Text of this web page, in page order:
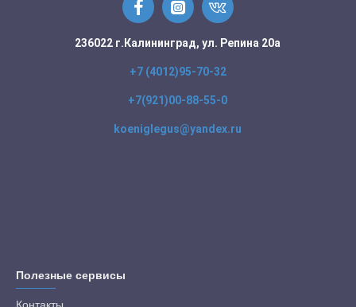
236022 г.Калининград, ул. Репина 20а
+7 (4012)95-70-32
+7(921)00-88-55-0
koeniglegus@yandex.ru
Полезные сервисы